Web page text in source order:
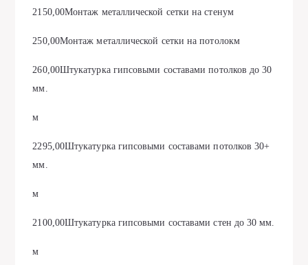
2150,00Монтаж металлической сетки на стенум
250,00Монтаж металлической сетки на потолокм
260,00Штукатурка гипсовыми составами потолков до 30
мм.
м
2295,00Штукатурка гипсовыми составами потолков 30+
мм.
м
2100,00Штукатурка гипсовыми составами стен до 30 мм.
м